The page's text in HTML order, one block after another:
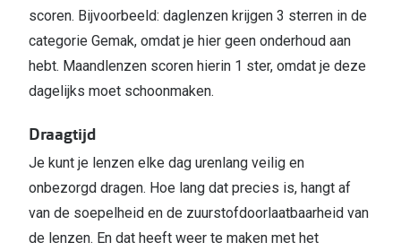
scoren. Bijvoorbeeld: daglenzen krijgen 3 sterren in de
categorie Gemak, omdat je hier geen onderhoud aan
hebt. Maandlenzen scoren hierin 1 ster, omdat je deze
dagelijks moet schoonmaken.
Draagtijd
Je kunt je lenzen elke dag urenlang veilig en
onbezorgd dragen. Hoe lang dat precies is, hangt af
van de soepelheid en de zuurstofdoorlaatbaarheid van
de lenzen. En dat heeft weer te maken met het